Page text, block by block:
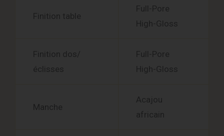
Finition table
Full-Pore
High-Gloss
Finition dos/
éclisses
Full-Pore
High-Gloss
Manche
Acajou
africain